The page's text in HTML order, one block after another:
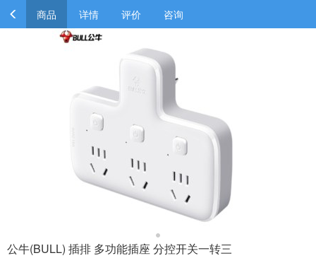
商品 详情 评价 咨询
公牛(BULL) 插排 多功能插座 分控开关一转三